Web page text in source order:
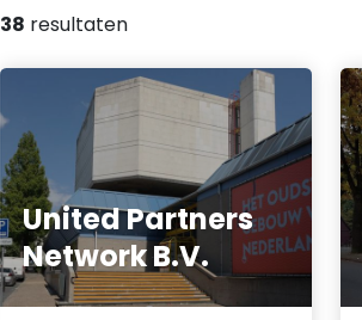
38 resultaten
United Partners
Network B.V.